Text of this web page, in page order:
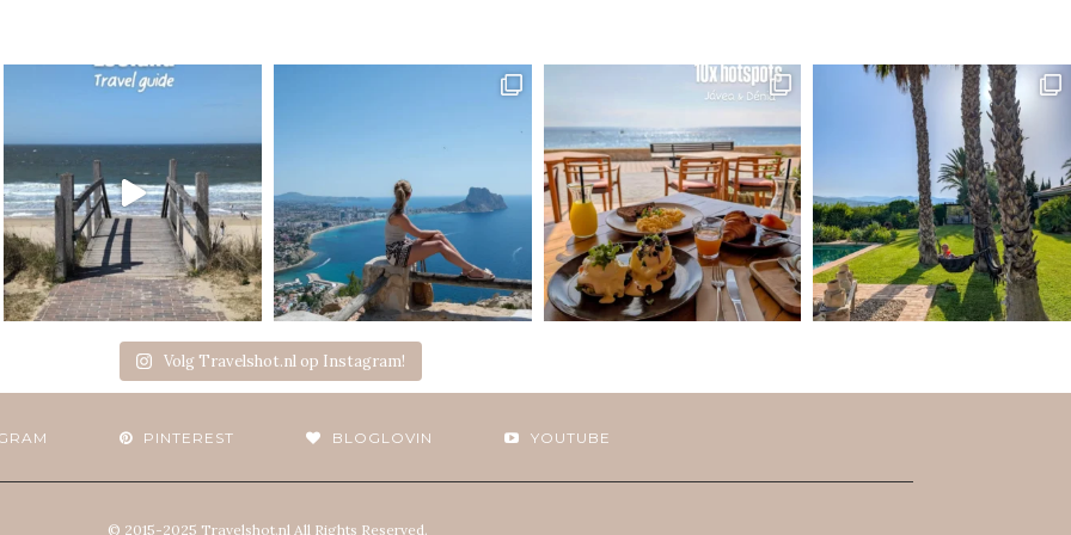
Volg Travelshot.nl op Instagram!
PINTEREST BLOGLOVIN YOUTUBE
© 2015-2025 Travelshot.nl All Rights Reserved.